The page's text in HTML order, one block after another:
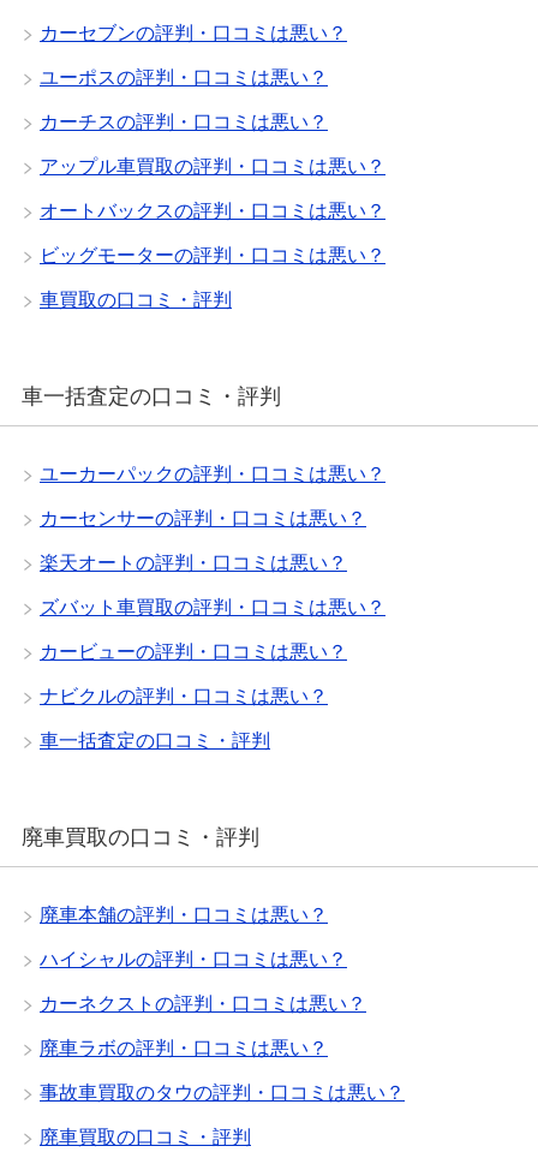
カーセブンの評判・口コミは悪い？
ユーポスの評判・口コミは悪い？
カーチスの評判・口コミは悪い？
アップル車買取の評判・口コミは悪い？
オートバックスの評判・口コミは悪い？
ビッグモーターの評判・口コミは悪い？
車買取の口コミ・評判
車一括査定の口コミ・評判
ユーカーパックの評判・口コミは悪い？
カーセンサーの評判・口コミは悪い？
楽天オートの評判・口コミは悪い？
ズバット車買取の評判・口コミは悪い？
カービューの評判・口コミは悪い？
ナビクルの評判・口コミは悪い？
車一括査定の口コミ・評判
廃車買取の口コミ・評判
廃車本舗の評判・口コミは悪い？
ハイシャルの評判・口コミは悪い？
カーネクストの評判・口コミは悪い？
廃車ラボの評判・口コミは悪い？
事故車買取のタウの評判・口コミは悪い？
廃車買取の口コミ・評判